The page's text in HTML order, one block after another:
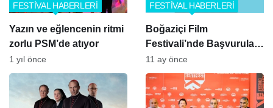
Yazın ve eğlencenin ritmi
zorlu PSM’de atıyor
FESTİVAL HABERLERİ
1 yıl önce
Boğaziçi Film
Festivali’nde Başvurular
1 Ekim’de Sona Eriyor
FESTİVAL HABERLERİ
11 ay önce